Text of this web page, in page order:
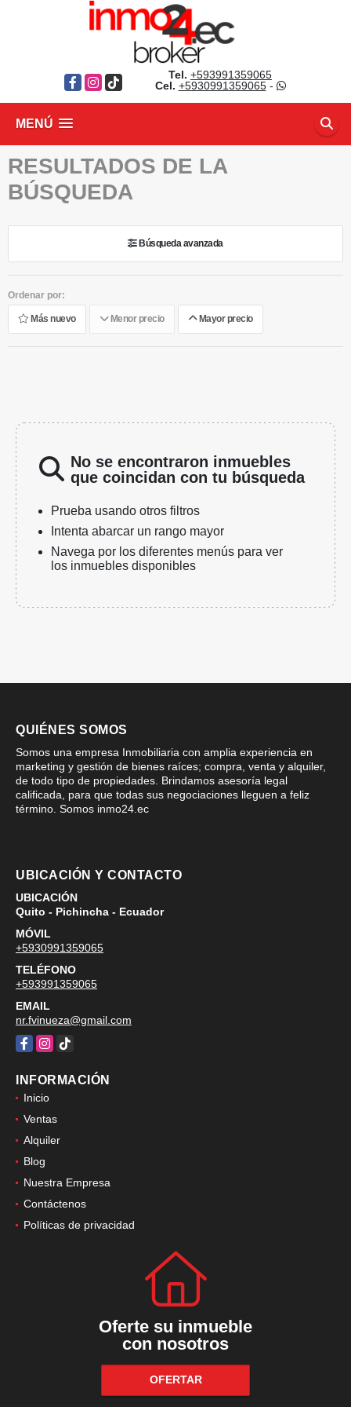
Facebook
Instagram
TikTok
Tel. +593991359065
Cel. +5930991359065-
MENÚ
RESULTADOS DE LA
BÚSQUEDA
Búsqueda avanzada
Ordenar por:
Más nuevo Menor precio Mayor precio
No se encontraron inmuebles
que coincidan con tu búsqueda
Prueba usando otros filtros
Intenta abarcar un rango mayor
Navega por los diferentes menús para ver
los inmuebles disponibles
QUIÉNES SOMOS
Somos una empresa Inmobiliaria con amplia experiencia en
marketing y gestión de bienes raíces; compra, venta y alquiler,
de todo tipo de propiedades. Brindamos asesoría legal
calificada, para que todas sus negociaciones lleguen a feliz
término. Somos inmo24.ec
UBICACIÓN Y CONTACTO
UBICACIÓN
Quito - Pichincha - Ecuador
MÓVIL
+5930991359065
TELÉFONO
+593991359065
EMAIL
nr.fvinueza@gmail.com
Facebook
Instagram
TikTok
INFORMACIÓN
Inicio
Ventas
Alquiler
Blog
Nuestra Empresa
Contáctenos
Políticas de privacidad
Oferte su inmueble
con nosotros
OFERTAR